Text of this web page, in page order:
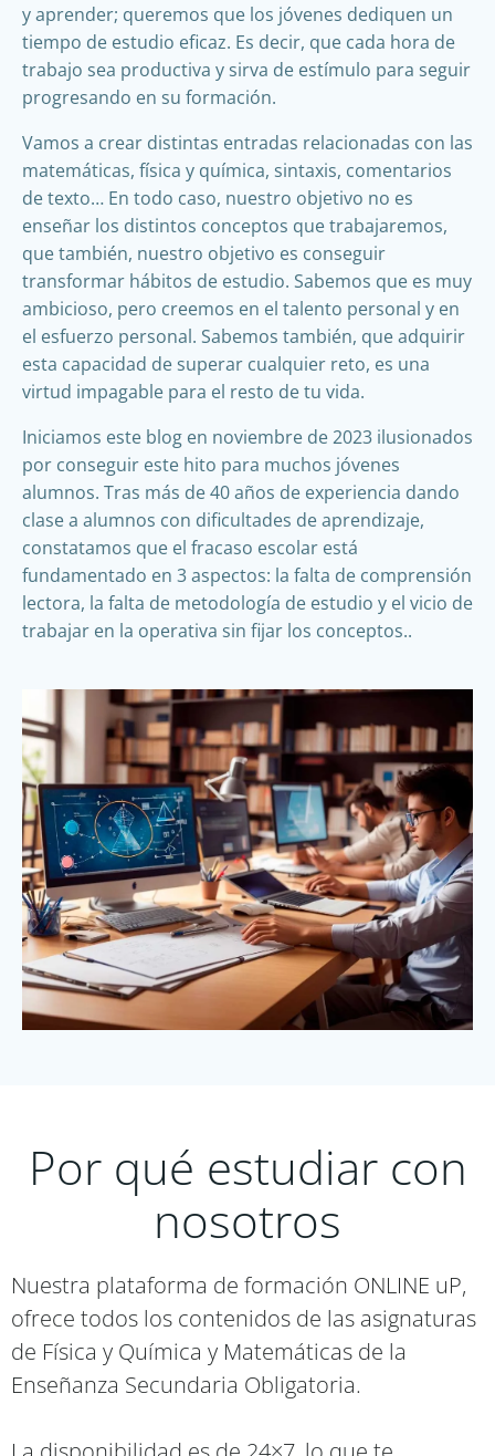
y aprender; queremos que los jóvenes dediquen un
tiempo de estudio eficaz. Es decir, que cada hora de
trabajo sea productiva y sirva de estímulo para seguir
progresando en su formación.
Vamos a crear distintas entradas relacionadas con las
matemáticas, física y química, sintaxis, comentarios
de texto… En todo caso, nuestro objetivo no es
enseñar los distintos conceptos que trabajaremos,
que también, nuestro objetivo es conseguir
transformar hábitos de estudio. Sabemos que es muy
ambicioso, pero creemos en el talento personal y en
el esfuerzo personal. Sabemos también, que adquirir
esta capacidad de superar cualquier reto, es una
virtud impagable para el resto de tu vida.
Iniciamos este blog en noviembre de 2023 ilusionados
por conseguir este hito para muchos jóvenes
alumnos. Tras más de 40 años de experiencia dando
clase a alumnos con dificultades de aprendizaje,
constatamos que el fracaso escolar está
fundamentado en 3 aspectos: la falta de comprensión
lectora, la falta de metodología de estudio y el vicio de
trabajar en la operativa sin fijar los conceptos..
Por qué estudiar con
nosotros
Nuestra plataforma de formación ONLINE uP,
ofrece todos los contenidos de las asignaturas
de Física y Química y Matemáticas de la
Enseñanza Secundaria Obligatoria.